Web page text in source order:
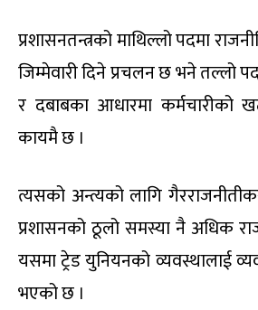
प्रशासनतन्त्रको माथिल्लो पदमा
जिम्मेवारी दिने प्रचलन छ भने तल्लो
र दबाबका आधारमा कर्मचारीको
कायमै छ ।
त्यसको अन्त्यको लागि
प्रशासनको ठूलो समस्या नै अधिक
यसमा ट्रेड युनियनको व्यवस्थालाई
भएको छ ।